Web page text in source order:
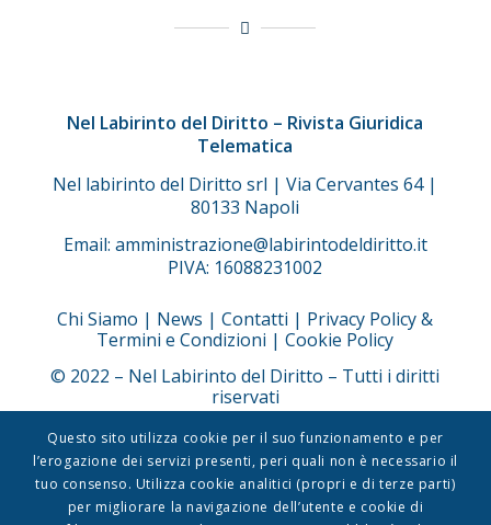
Nel Labirinto del Diritto – Rivista Giuridica
Telematica
Nel labirinto del Diritto srl | Via Cervantes 64 |
80133 Napoli
Email: amministrazione@labirintodeldiritto.it
PIVA: 16088231002
Chi Siamo | News |Contatti | Privacy Policy &
Termini e Condizioni |Cookie Policy
© 2022 – Nel Labirinto del Diritto – Tutti i diritti
riservati
REGISTRAZIONE TRIBUNALE DI TIVOLI
Numero 8/2021 nel labirinto del diritto srl in
attesa di variazione presso il tribunale di Napoli.
Questo sito utilizza cookie per il suo funzionamento e per
l’erogazione dei servizi presenti, peri quali non è necessario il
tuo consenso. Utilizza cookie analitici (propri e di terze parti)
per migliorare la navigazione dell’utente e cookie di